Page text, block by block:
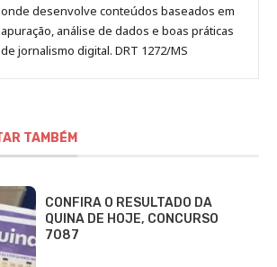
onde desenvolve conteúdos baseados em
apuração, análise de dados e boas práticas
de jornalismo digital. DRT 1272/MS
TAMBÉM
CONFIRA O RESULTADO DA
QUINA DE HOJE, CONCURSO
7087